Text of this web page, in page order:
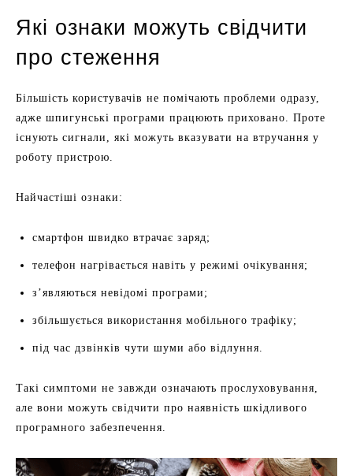
Які ознаки можуть свідчити
про стеження
Більшість користувачів не помічають проблеми одразу,
адже шпигунські програми працюють приховано. Проте
існують сигнали, які можуть вказувати на втручання у
роботу пристрою.
Найчастіші ознаки:
смартфон швидко втрачає заряд;
телефон нагрівається навіть у режимі очікування;
з’являються невідомі програми;
збільшується використання мобільного трафіку;
під час дзвінків чути шуми або відлуння.
Такі симптоми не завжди означають прослуховування,
але вони можуть свідчити про наявність шкідливого
програмного забезпечення.